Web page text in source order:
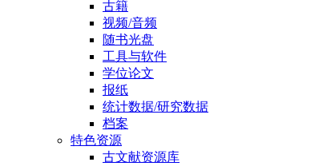
古籍
视频/音频
随书光盘
工具与软件
学位论文
报纸
统计数据/研究数据
档案
特色资源
古文献资源库